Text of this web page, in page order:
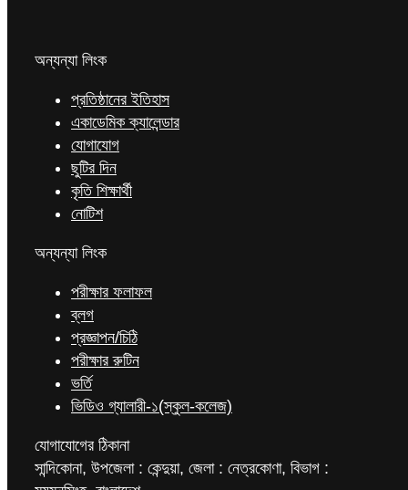
অন্যন্যা লিংক
প্রতিষ্ঠানের ইতিহাস
একাডেমিক ক্যালেন্ডার
যোগাযোগ
ছুটির দিন
কৃতি শিক্ষার্থী
নোটিশ
অন্যন্যা লিংক
পরীক্ষার ফলাফল
ব্লগ
প্রজ্ঞাপন/চিঠি
পরীক্ষার রুটিন
ভর্তি
ভিডিও গ্যালারী-১(স্কুল-কলেজ)
যোগাযোগের ঠিকানা
সান্দিকোনা, উপজেলা : কেন্দুয়া, জেলা : নেত্রকোণা, বিভাগ :